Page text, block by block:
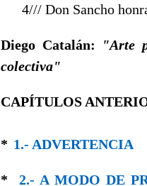
4/// Dοn Sancho
Diego Catalán:
"Arte
colectiva"
CAPÍTULOS
* 1.- ADVERTENCIA
* 2.- A MODO DE